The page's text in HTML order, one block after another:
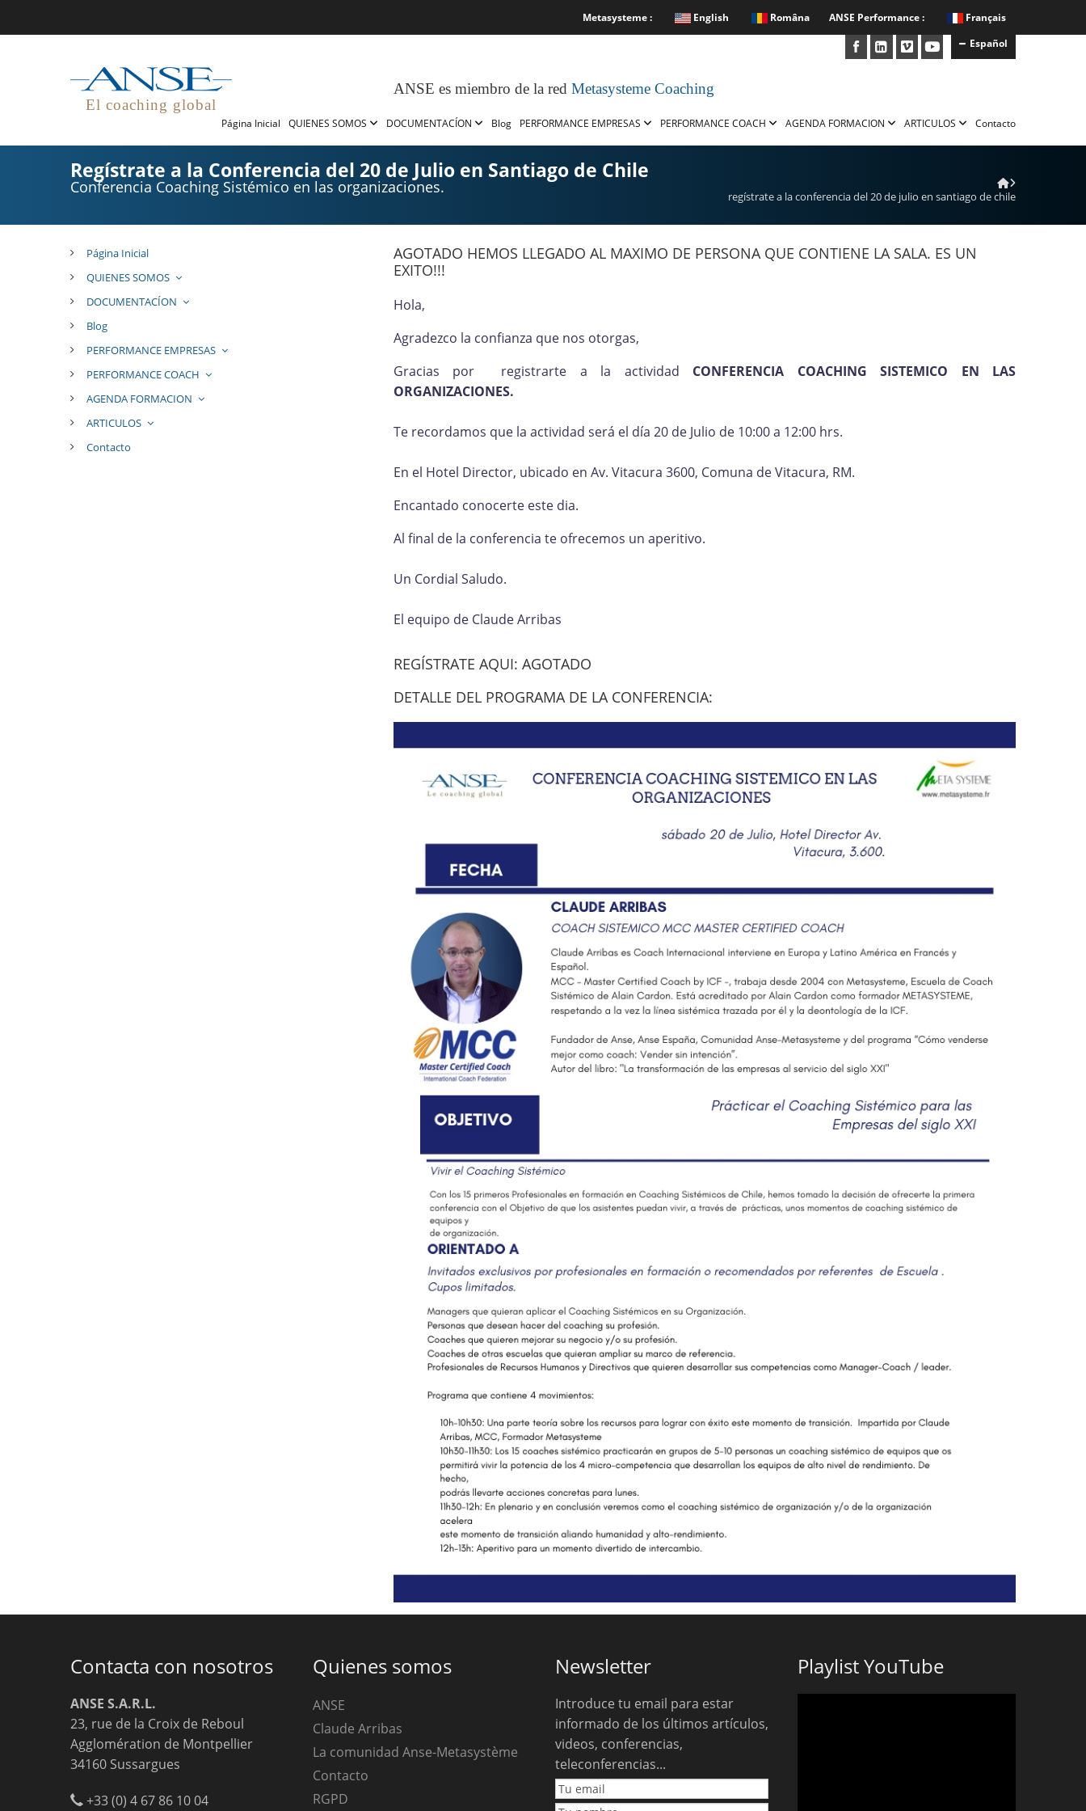
ANSE Performance : Français
Metasysteme : English
Româna
Español
El coaching global
ANSE es miembro de la red Metasysteme Coaching
Página Inicial QUIENES SOMOS DOCUMENTACÍON Blog PERFORMANCE EMPRESAS PERFORMANCE COACH AGENDA FORMACION ARTICULOS Contacto
Regístrate a la Conferencia del 20 de Julio en Santiago de Chile
Conferencia Coaching Sistémico en las organizaciones. regístrate a la conferencia del 20 de julio en santiago de chile
Página Inicial
QUIENES SOMOS
DOCUMENTACÍON
Blog
PERFORMANCE EMPRESAS
PERFORMANCE COACH
AGENDA FORMACION
ARTICULOS
Contacto
AGOTADO HEMOS LLEGADO AL MAXIMO DE PERSONA QUE CONTIENE LA SALA. ES UN
EXITO!!!
Hola,
Agradezco la confianza que nos otorgas,
Gracias por registrarte a la actividad CONFERENCIA COACHING SISTEMICO EN LAS
ORGANIZACIONES.
Te recordamos que la actividad será el día 20 de Julio de 10:00 a 12:00 hrs.
En el Hotel Director, ubicado en Av. Vitacura 3600, Comuna de Vitacura, RM.
Encantado conocerte este dia.
Al final de la conferencia te ofrecemos un aperitivo.
Un Cordial Saludo.
El equipo de Claude Arribas
REGÍSTRATE AQUI: AGOTADO
DETALLE DEL PROGRAMA DE LA CONFERENCIA:
Contacta con nosotros
ANSE S.A.R.L.
23, rue de la Croix de Reboul
Agglomération de Montpellier
34160 Sussargues
+33 (0) 4 67 86 10 04
Quienes somos
ANSE
Claude Arribas
La comunidad Anse-Metasystème
Contacto
RGPD
Newsletter
Introduce tu email para estar
informado de los últimos artículos,
videos, conferencias,
teleconferencias...
Playlist YouTube